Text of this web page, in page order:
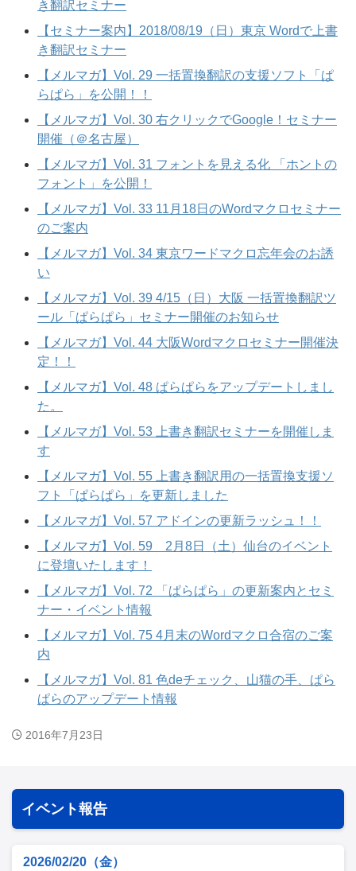
き翻訳セミナー
【セミナー案内】2018/08/19（日）東京 Wordで上書
き翻訳セミナー
【メルマガ】Vol. 29 一括置換翻訳の支援ソフト「ぱ
らぱら」を公開！！
【メルマガ】Vol. 30 右クリックでGoogle！セミナー
開催（＠名古屋）
【メルマガ】Vol. 31 フォントを見える化 「ホントの
フォント」を公開！
【メルマガ】Vol. 33 11月18日のWordマクロセミナー
のご案内
【メルマガ】Vol. 34 東京ワードマクロ忘年会のお誘
い
【メルマガ】Vol. 39 4/15（日）大阪 一括置換翻訳ツ
ール「ぱらぱら」セミナー開催のお知らせ
【メルマガ】Vol. 44 大阪Wordマクロセミナー開催決
定！！
【メルマガ】Vol. 48 ぱらぱらをアップデートしまし
た。
【メルマガ】Vol. 53 上書き翻訳セミナーを開催しま
す
【メルマガ】Vol. 55 上書き翻訳用の一括置換支援ソ
フト「ぱらぱら」を更新しました
【メルマガ】Vol. 57 アドインの更新ラッシュ！！
【メルマガ】Vol. 59 2月8日（土）仙台のイベント
に登壇いたします！
【メルマガ】Vol. 72 「ぱらぱら」の更新案内とセミ
ナー・イベント情報
【メルマガ】Vol. 75 4月末のWordマクロ合宿のご案
内
【メルマガ】Vol. 81 色deチェック、山猫の手、ぱら
ぱらのアップデート情報
2016年7月23日
イベント報告
2026/02/20（金）